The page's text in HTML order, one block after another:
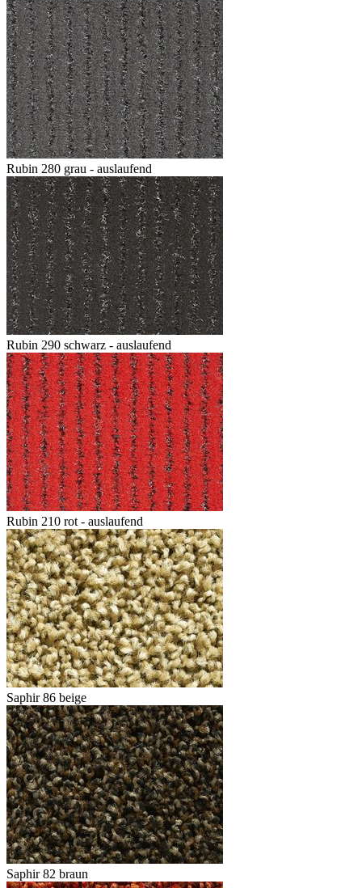
Rubin 280 grau - auslaufend
Rubin 290 schwarz - auslaufend
Rubin 210 rot - auslaufend
Saphir 86 beige
Saphir 82 braun